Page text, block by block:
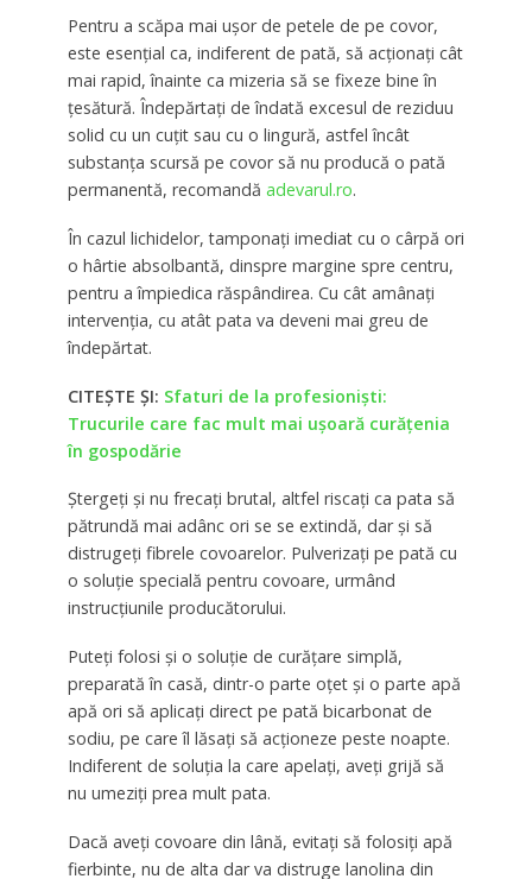
Pentru a scăpa mai uşor de petele de pe covor,
este esenţial ca, indiferent de pată, să acţionaţi cât
mai rapid, înainte ca mizeria să se fixeze bine în
ţesătură. Îndepărtaţi de îndată excesul de reziduu
solid cu un cuţit sau cu o lingură, astfel încât
substanţa scursă pe covor să nu producă o pată
permanentă, recomandă adevarul.ro.
În cazul lichidelor, tamponaţi imediat cu o cârpă ori
o hârtie absolbantă, dinspre margine spre centru,
pentru a împiedica răspândirea. Cu cât amânaţi
intervenţia, cu atât pata va deveni mai greu de
îndepărtat.
CITEȘTE ȘI: Sfaturi de la profesionişti:
Trucurile care fac mult mai uşoară curăţenia
în gospodărie
Ştergeţi şi nu frecaţi brutal, altfel riscaţi ca pata să
pătrundă mai adânc ori se se extindă, dar şi să
distrugeţi fibrele covoarelor. Pulverizaţi pe pată cu
o soluţie specială pentru covoare, urmând
instrucţiunile producătorului.
Puteţi folosi şi o soluţie de curăţare simplă,
preparată în casă, dintr-o parte oţet şi o parte apă
apă ori să aplicaţi direct pe pată bicarbonat de
sodiu, pe care îl lăsaţi să acţioneze peste noapte.
Indiferent de soluţia la care apelaţi, aveţi grijă să
nu umeziţi prea mult pata.
Dacă aveţi covoare din lână, evitaţi să folosiţi apă
fierbinte, nu de alta dar va distruge lanolina din